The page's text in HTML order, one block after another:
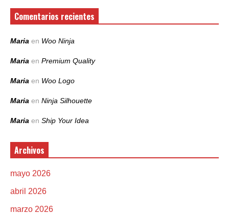
Comentarios recientes
Maria en Woo Ninja
Maria en Premium Quality
Maria en Woo Logo
Maria en Ninja Silhouette
Maria en Ship Your Idea
Archivos
mayo 2026
abril 2026
marzo 2026